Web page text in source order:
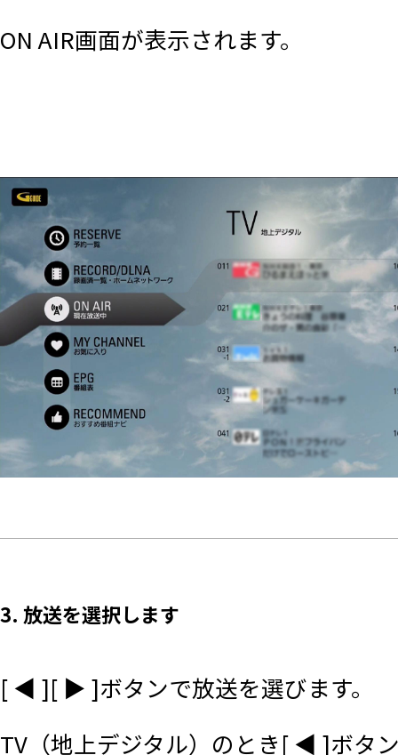
ON AIR画面が表示されます。
3. 放送を選択します
[ ◀ ][ ▶ ]ボタンで放送を選びます。
TV（地上デジタル）のとき[ ◀ ]ボタ